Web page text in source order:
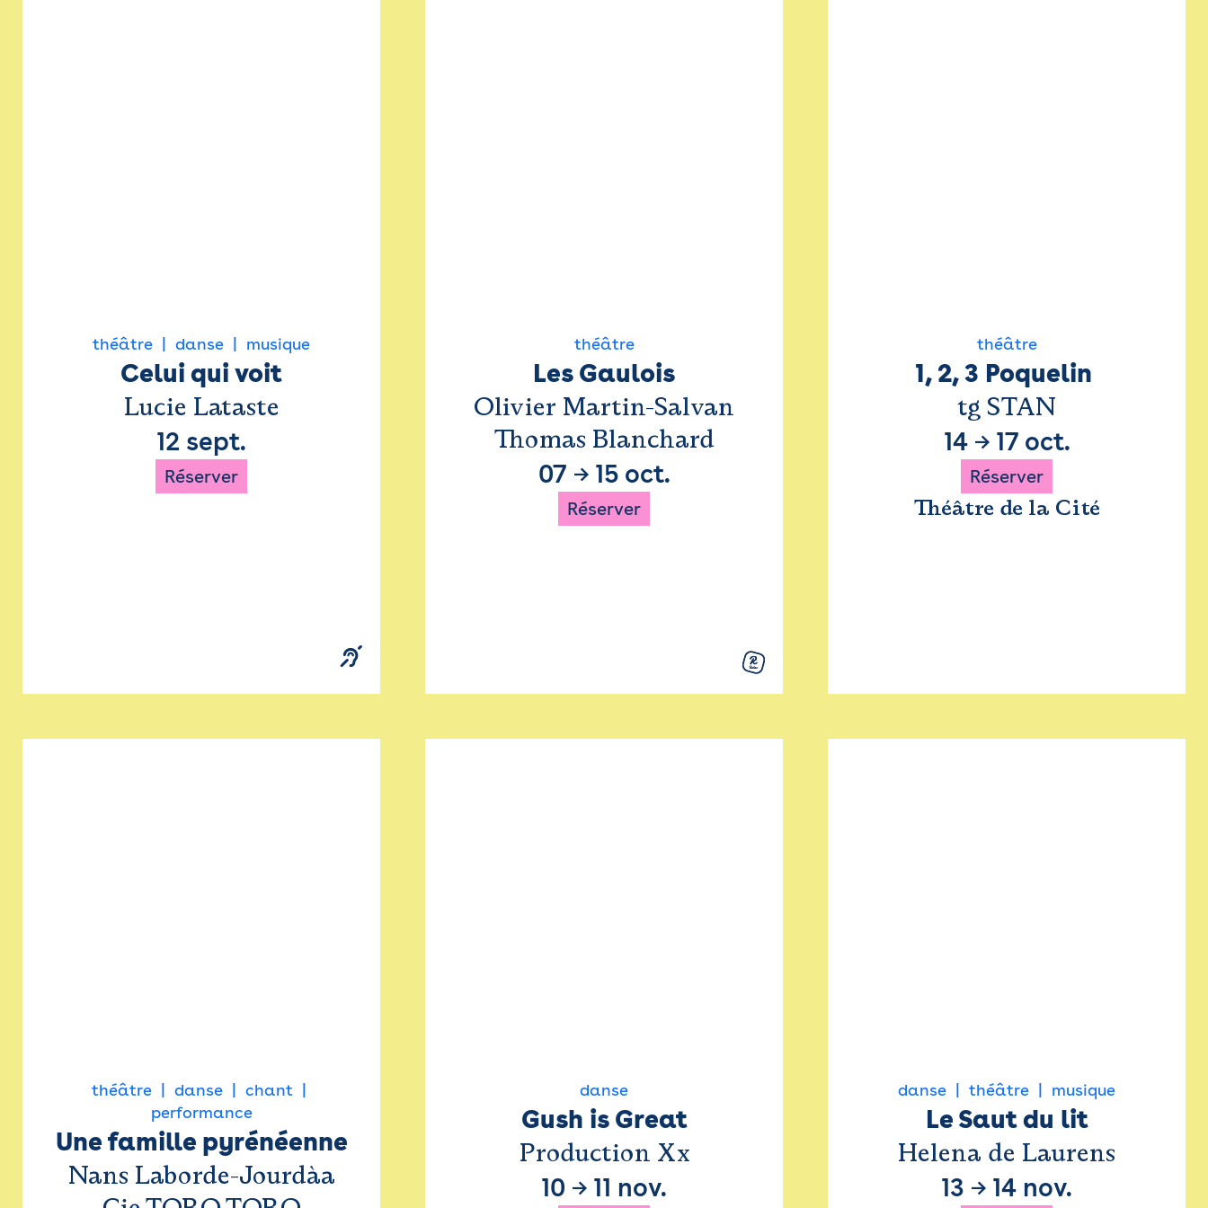
théâtre danse musique
Celui qui voit
Lucie Lataste
12 sept.
Réserver
théâtre
Les Gaulois
Olivier Martin-Salvan
Thomas Blanchard
07 → 15 oct.
Réserver
théâtre
1, 2, 3 Poquelin
tg STAN
14→ 17 oct.
Réserver
Théâtre de la Cité
théâtre danse
chant
performance
Une famille pyrénéenne
Nans Laborde-Jourdàa
danse
Gush is Great
Production Xx
10 → 11 nov.
danse théâtre musique
Le Saut du lit
Helena de Laurens
13 → 14 nov.